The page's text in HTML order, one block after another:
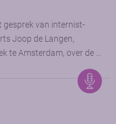
gesprek van internist-
Joop de Langen,
te Amsterdam, over de …